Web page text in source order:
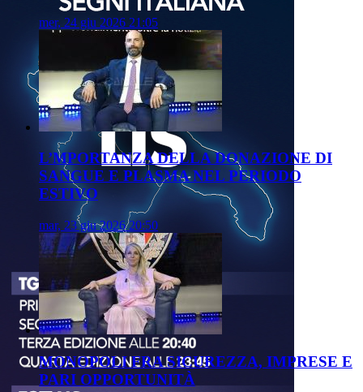
mer, 24 giu 2026 21:05
L’MPORTANZA DELLA DONAZIONE DI
SANGUE E PLASMA NEL PERIODO
ESTIVO
mar, 23 giu 2026 20:50
MONOPOLI FRA SICUREZZA, IMPRESE E
PARI OPPORTUNITÀ